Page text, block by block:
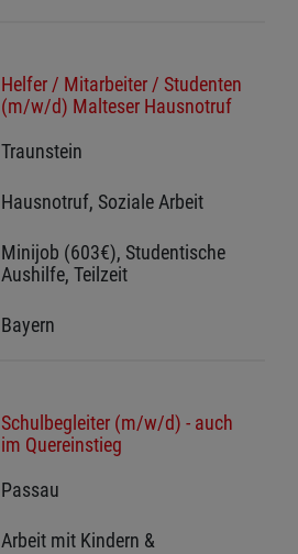
Helfer / Mitarbeiter / Studenten
(m/w/d) Malteser Hausnotruf
Traunstein
Hausnotruf, Soziale Arbeit
Minijob (603€), Studentische
Aushilfe, Teilzeit
Bayern
Schulbegleiter (m/w/d) - auch
im Quereinstieg
Passau
Arbeit mit Kindern &